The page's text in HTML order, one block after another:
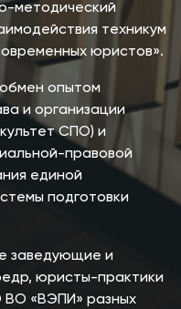
методический
техникум
юристов».
опытом
и организации
СПО) и
правовой
единой
подготовки
заведующие и
юристы-практики
ВО «ВЭПИ» разных